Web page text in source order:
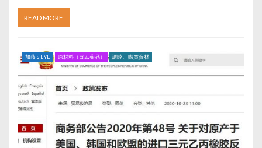
READ MORE
加藤’S EYE 原材料（ゴム薬品） 調達、購買資材